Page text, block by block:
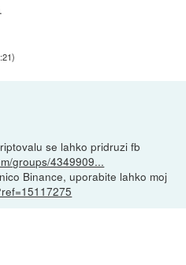
)
se lahko pridruzi fb
groups/4349909...
Binance, uporabite lahko moj